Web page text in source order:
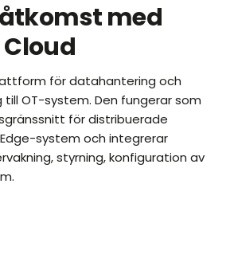
med
Cloud
för datahantering och
till OT-system. Den fungerar som
för distribuerade
system och integrerar
styrning, konfiguration av